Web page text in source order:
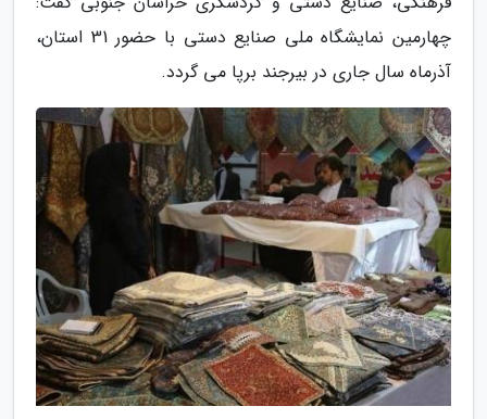
چهارمین نمایشگاه ملی صنایع دستی با حضور 31 استان،
آذرماه سال جاری در بیرجند برپا می گردد.